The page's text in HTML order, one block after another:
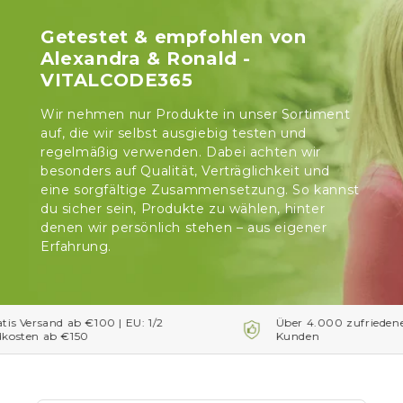
Getestet & empfohlen von
Alexandra & Ronald -
VITALCODE365
Wir nehmen nur Produkte in unser Sortiment
auf, die wir selbst ausgiebig testen und
regelmäßig verwenden. Dabei achten wir
besonders auf Qualität, Verträglichkeit und
eine sorgfältige Zusammensetzung. So kannst
du sicher sein, Produkte zu wählen, hinter
denen wir persönlich stehen – aus eigener
Erfahrung.
ab €100 | EU: 1/2
€150
Über 4.000 zufriedene
Kunden